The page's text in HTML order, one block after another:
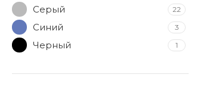
Серый 22
Синий 3
Черный 1